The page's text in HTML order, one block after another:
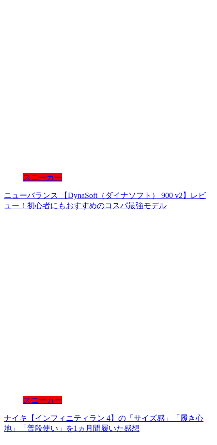
スニーカー
ニューバランス 【DynaSoft（ダイナソフト） 900 v2】レビ
ュー！初心者にもおすすめのコスパ最強モデル
スニーカー
ナイキ【インフィニティラン 4】の「サイズ感」「履き心
地」「普段使い」を1ヵ月間履いた感想